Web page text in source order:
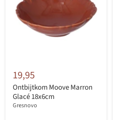
19,95
Ontbijtkom Moove Marron
Glacé 18x6cm
Gresnovo